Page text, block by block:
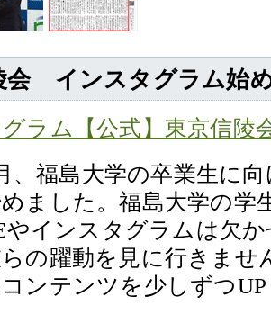
会 インスタグラム始
ラム【公式】東京信陵
、福島大学の卒業生に
ました。福島大学の学
やインスタグラムは欠
の躍動を見に行きませ
ンテンツを少しずつ